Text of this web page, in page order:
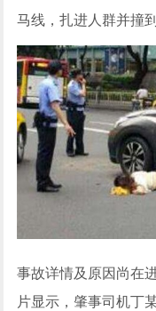
马线，扎进人群并撞
事故详情及原因尚在
片显示，肇事司机丁